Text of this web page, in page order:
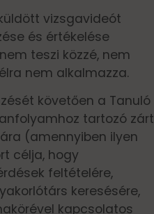
vizsgavideót
és értékelése
teszi közzé, nem
nem alkalmazza.
követően a Tanuló
tartozó zárt
(amennyiben ilyen
célja, hogy
feltételére,
keresésére,
kapcsolatos